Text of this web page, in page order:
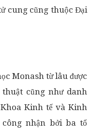
cung cũng thuộc Đại
Monash từ lâu được
cũng như danh
Kinh tế và Kinh
công nhận bởi ba tổ